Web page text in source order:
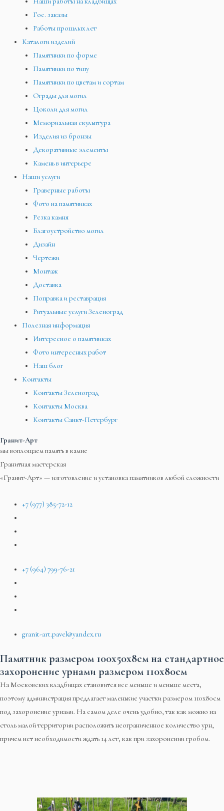
Гос. заказы
Работы прошлых лет
Каталоги изделий
Памятники по форме
Памятники по типу
Памятники по цветам и сортам
Ограды для могил
Цоколи для могил
Мемориальная скульптура
Изделия из бронзы
Декоративные элементы
Камень в интерьере
Наши услуги
Граверные работы
Фото на памятниках
Резка камня
Благоустройство могил
Дизайн
Чертежи
Монтаж
Доставка
Поправка и реставрация
Ритуальные услуги Зеленоград
Полезная информация
Интересное о памятниках
Фото интересных работ
Наш блог
Контакты
Контакты Зеленоград
Контакты Москва
Контакты Санкт-Петербург
Гранит-Арт
мы воплощаем память в камне
Гранитная мастерская
«Гранит-Арт» — изготовление и установка памятников любой сложности
+7 (977) 385-72-12
+7 (964) 799-76-21
granit-art.pavel@yandex.ru
Памятник размером 100х50х8см на стандартное
захоронение урнами размером 110х80см
На Московских кладбищах становится все меньше и меньше места,
поэтому администрация предлагает маленькие участки размером 110х80см
под захоронение урнами. На самом деле очень удобно, так как можно на
столь малой территории расположить неограниченное количество урн,
причем нет необходимости ждать 14 лет, как при захоронении гробом.